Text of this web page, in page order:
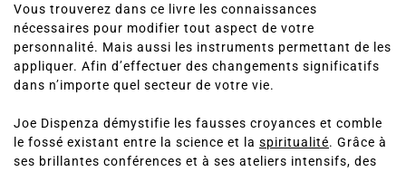
Vous trouverez dans ce livre les connaissances
nécessaires pour modifier tout aspect de votre
personnalité. Mais aussi les instruments permettant de les
appliquer. Afin d’effectuer des changements significatifs
dans n’importe quel secteur de votre vie.
Joe Dispenza démystifie les fausses croyances et comble
le fossé existant entre la science et la spiritualité. Grâce à
ses brillantes conférences et à ses ateliers intensifs, des